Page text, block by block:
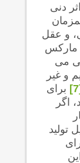
دنی
و عقل
مارکس
می
و غیر
برای
اگر
تولید